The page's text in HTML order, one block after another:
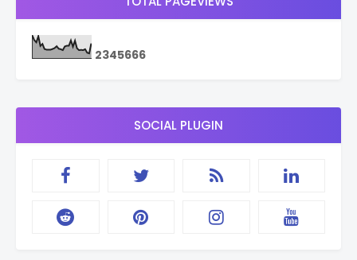
2345666
SOCIAL PLUGIN